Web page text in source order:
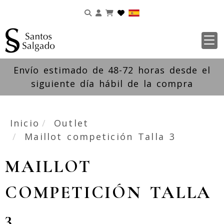
Identifícate
Envío estimado de 48-72 horas desde el
siguiente día hábil de la compra
Inicio
Outlet
Maillot competición Talla 3
MAILLOT
COMPETICIÓN TALLA
3